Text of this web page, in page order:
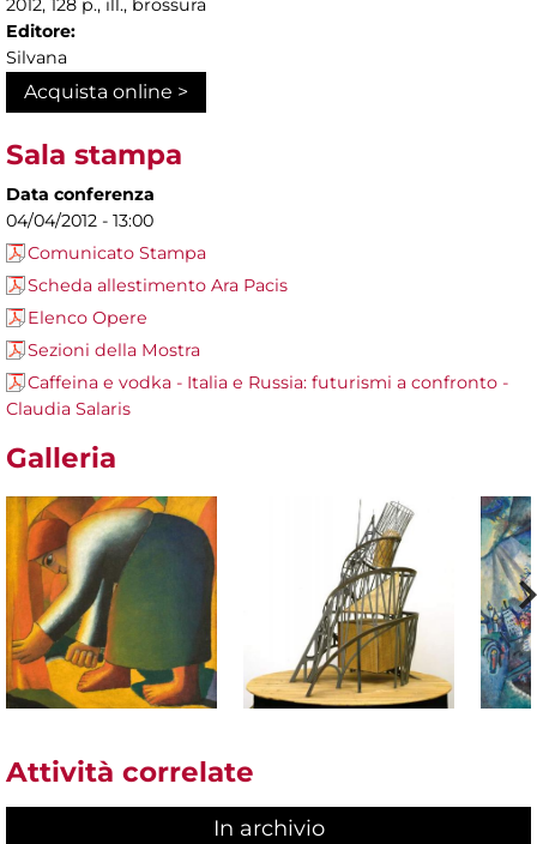
2012, 128 p., ill., brossura
Editore:
Silvana
Acquista online >
Sala stampa
Data conferenza
04/04/2012 - 13:00
Comunicato Stampa
Scheda allestimento Ara Pacis
Elenco Opere
Sezioni della Mostra
Caffeina e vodka - Italia e Russia: futurismi a confronto -
Claudia Salaris
Galleria
Attività correlate
In archivio